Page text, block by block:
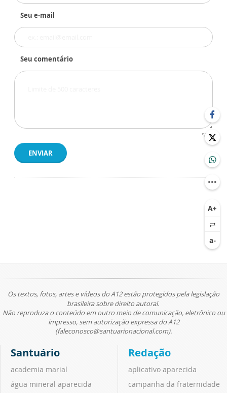
Seu e-mail
Seu comentário
500
ENVIAR
Os textos, fotos, artes e vídeos do A12 estão protegidos pela legislação
brasileira sobre direito autoral.
Não reproduza o conteúdo em outro meio de comunicação, eletrônico ou
impresso, sem autorização expressa do A12
(faleconosco@santuarionacional.com).
Santuário
academia marial
água mineral aparecida
Redação
aplicativo aparecida
campanha da fraternidade